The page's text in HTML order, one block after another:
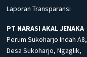
Laporan Transparansi
PT NARASI AKAL JENAKA
Perum Sukoharjo Indah A8,
Desa Sukoharjo, Ngaglik,